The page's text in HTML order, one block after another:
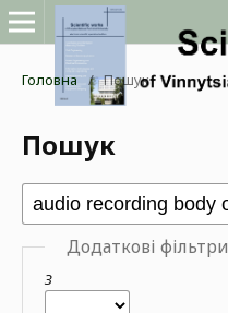
Головна / Пошук
Пошук
Додаткові фільтри
З